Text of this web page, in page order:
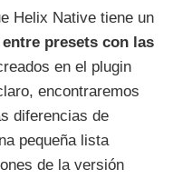
Helix Native tiene un
presets con las
en el plugin
encontraremos
diferencias de
pequeña lista
de la versión